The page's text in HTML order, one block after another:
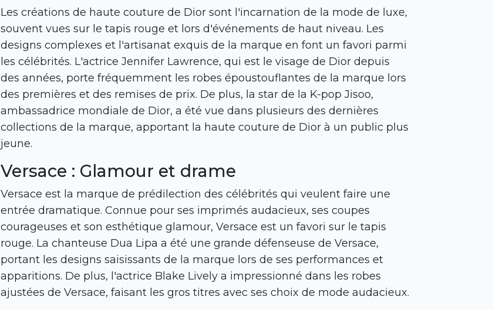
Les créations de haute couture de Dior sont l'incarnation de la mode de luxe,
souvent vues sur le tapis rouge et lors d'événements de haut niveau. Les
designs complexes et l'artisanat exquis de la marque en font un favori parmi
les célébrités. L'actrice Jennifer Lawrence, qui est le visage de Dior depuis
des années, porte fréquemment les robes époustouflantes de la marque lors
des premières et des remises de prix. De plus, la star de la K-pop Jisoo,
ambassadrice mondiale de Dior, a été vue dans plusieurs des dernières
collections de la marque, apportant la haute couture de Dior à un public plus
jeune.
Versace : Glamour et drame
Versace est la marque de prédilection des célébrités qui veulent faire une
entrée dramatique. Connue pour ses imprimés audacieux, ses coupes
courageuses et son esthétique glamour, Versace est un favori sur le tapis
rouge. La chanteuse Dua Lipa a été une grande défenseuse de Versace,
portant les designs saisissants de la marque lors de ses performances et
apparitions. De plus, l'actrice Blake Lively a impressionné dans les robes
ajustées de Versace, faisant les gros titres avec ses choix de mode audacieux.